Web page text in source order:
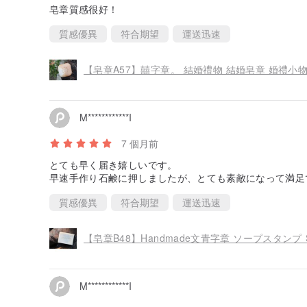
皂章質感很好！
質感優異
符合期望 運送迅速
【皂章A57】囍字章。 結婚禮物 結婚皂章 婚禮小
M************I
7 個月前
とても早く届き嬉しいです。
早速手作り石鹸に押しましたが、とても素敵になって満足
質感優異
符合期望 運送迅速
【皂章B48】Handmade文青字章 ソープスタン
M************I